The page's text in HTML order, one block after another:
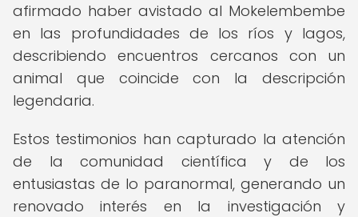
afirmado haber avistado al Mokelembembe
en las profundidades de los ríos y lagos,
describiendo encuentros cercanos con un
animal que coincide con la descripción
legendaria.
Estos testimonios han capturado la atención
de la comunidad científica y de los
entusiastas de lo paranormal, generando un
renovado interés en la investigación y